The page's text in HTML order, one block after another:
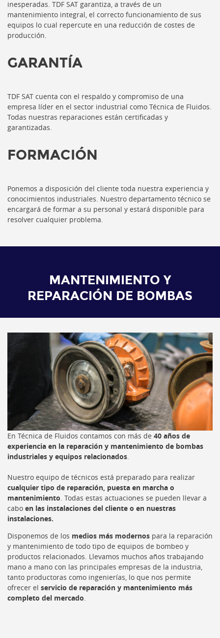
inesperadas. TDF SAT garantiza, a través de un
mantenimiento integral, el correcto funcionamiento de sus
equipos lo cual repercute en una reducción de costes de
producción.
GARANTÍA
TDF SAT cuenta con el respaldo y compromiso de una
empresa líder en el sector industrial como Técnica de Fluidos.
Todas nuestras reparaciones están certificadas y
garantizadas.
FORMACIÓN
Ponemos a disposición del cliente toda nuestra experiencia y
conocimientos industriales. Nuestro departamento técnico se
encargará de formar a su personal y estará disponible para
resolver cualquier problema.
MANTENIMIENTO Y
REPARACIÓN DE BOMBAS
En Técnica de Fluidos contamos con más de 40 años de
experiencia en la reparación y mantenimiento de bombas
industriales y equipos relacionados.
Nuestro equipo de técnicos está preparado para realizar
cualquier tipo de reparación, puesta en marcha o
mantenimiento. Todas estas actuaciones se pueden llevar a
cabo en las instalaciones del cliente o en nuestras
instalaciones.
Disponemos de los medios más modernos para la reparación
y mantenimiento de todo tipo de equipos de bombeo y
productos relacionados. Llevamos muchos años trabajando
mano a mano con las principales empresas de la industria,
tanto productoras como ingenierías, lo que nos permite
ofrecer el servicio de reparación y mantenimiento más
completo del mercado.